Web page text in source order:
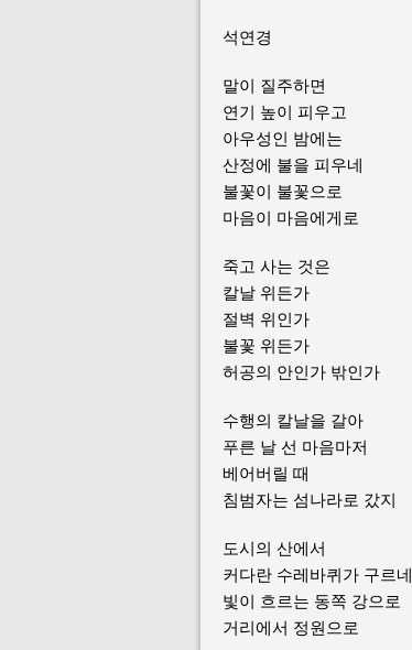
석연경
말이 질주하면
연기 높이 피우고
아우성인 밤에는
산정에 불을 피우네
불꽃이 불꽃으로
마음이 마음에게로
죽고 사는 것은
칼날 위든가
절벽 위인가
불꽃 위든가
허공의 안인가 밖인가
수행의 칼날을 갈아
푸른 날 선 마음마저
베어버릴 때
침범자는 섬나라로 갔지
도시의 산에서
커다란 수레바퀴가 구르네
빛이 흐르는 동쪽 강으로
거리에서 정원으로